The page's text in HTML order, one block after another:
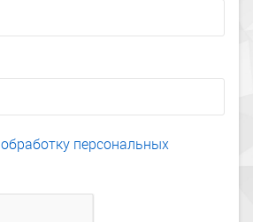
обработку персональных